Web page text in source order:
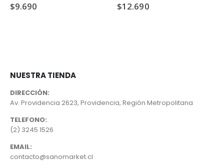
$9.690 $12.690
NUESTRA TIENDA
DIRECCIÓN:
Av. Providencia 2623, Providencia, Región Metropolitana
TELEFONO:
(2) 3245 1526
EMAIL:
contacto@sanomarket.cl